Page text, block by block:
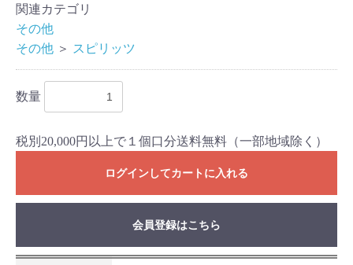
関連カテゴリ
その他
その他 ＞ スピリッツ
数量
税別20,000円以上で１個口分送料無料（一部地域除く）
ログインしてカートに入れる
会員登録はこちら